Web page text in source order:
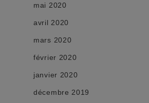
mai 2020
avril 2020
mars 2020
février 2020
janvier 2020
décembre 2019